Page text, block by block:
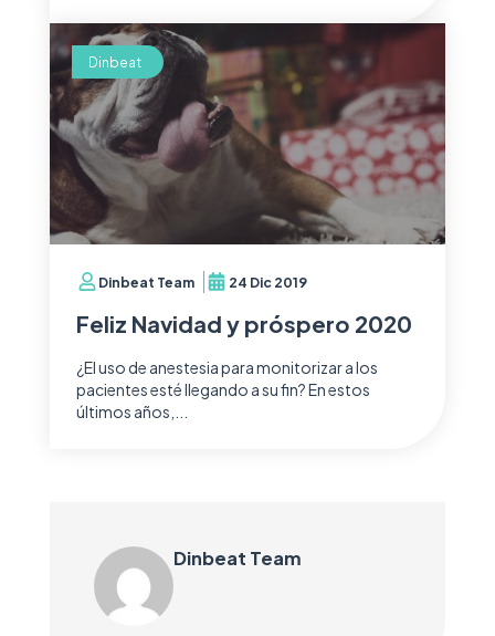
Dinbeat Team 24 Dic 2019
Feliz Navidad y próspero 2020
¿El uso de anestesia para monitorizar a los
pacientes esté llegando a su fin? En estos
últimos años,...
Dinbeat
Dinbeat Team